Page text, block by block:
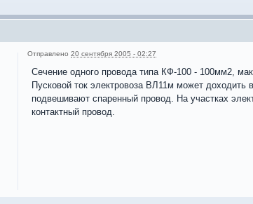
Отправлено 20 сентября 2005 - 02:27
Сечение одного провода типа КФ-100 - 100мм2,
Пусковой ток электровоза ВЛ11м может доходить
подвешивают спаренный провод. На участках
контактный провод.